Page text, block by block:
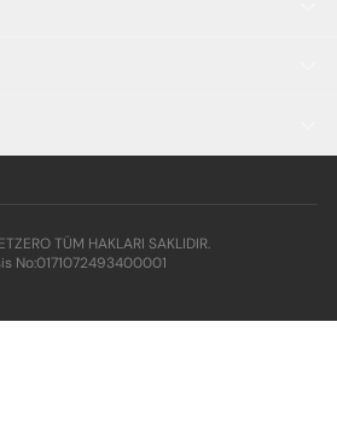
TÜM HAKLARI SAKLIDIR.
No:0171072493400001